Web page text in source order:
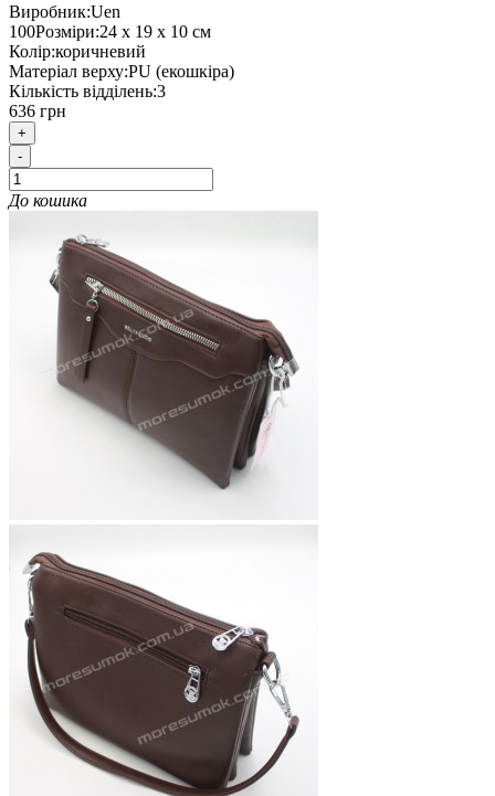
Виробник:Uen
100Розміри:24 х 19 х 10 см
Колір:коричневий
Матеріал верху:PU (екошкіра)
Кількість відділень:3
636 грн
+
-
До кошика